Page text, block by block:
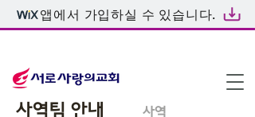
앱에서 가입하실 수 있습니다.
사역팀 안내 사역